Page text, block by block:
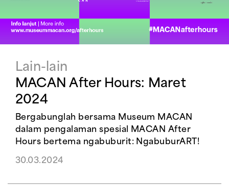
Lain-lain
MACAN After Hours: Maret
2024
Bergabunglah bersama Museum MACAN
dalam pengalaman spesial MACAN After
Hours bertema ngabuburit: NgabuburART!
30.03.2024